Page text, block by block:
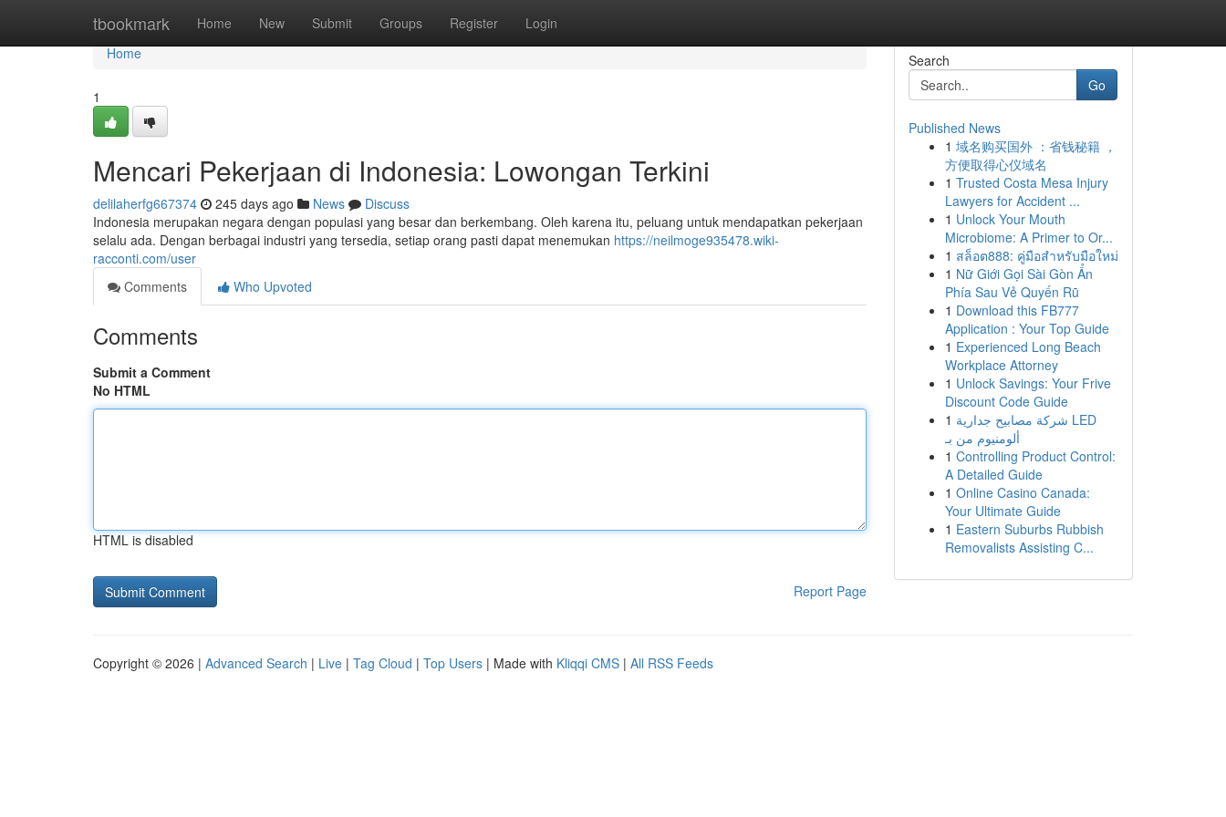
tbookmark Home New Submit Groups Register Login
Home
Home
1
Mencari Pekerjaan di Indonesia: Lowongan Terkini
delilaherfg667374 245 days ago News
Discuss
Indonesia merupakan negara dengan populasi yang besar dan berkembang. Oleh karena itu, peluang untuk mendapatkan pekerjaan
selalu ada. Dengan berbagai industri yang tersedia, setiap orang pasti dapat menemukan https://neilmoge935478.wiki-
racconti.com/user
Comments
Who Upvoted
Comments
Submit a Comment
No HTML
HTML is disabled
Report Page
Search
Go
Published News
1 域名购买国外 ：省钱秘籍 ，
方便取得心仪域名
1 Trusted Costa Mesa Injury
Lawyers for Accident ...
1 Unlock Your Mouth
Microbiome: A Primer to Or...
1 สล็อต888: คู่มือสำหรับมือใหม่
1 Nữ Giới Gọi Sài Gòn Ẩn
Phía Sau Vẻ Quyến Rũ
1 Download this FB777
Application : Your Top Guide
1 Experienced Long Beach
Workplace Attorney
1 Unlock Savings: Your Frive
Discount Code Guide
1 شركة مصابيح جدارية LED
ألومنيوم من بـ
1 Controlling Product Control:
A Detailed Guide
1 Online Casino Canada:
Your Ultimate Guide
1 Eastern Suburbs Rubbish
Removalists Assisting C...
Copyright © 2026 | Advanced Search | Live | Tag Cloud | Top Users | Made with Kliqqi CMS | All RSS Feeds